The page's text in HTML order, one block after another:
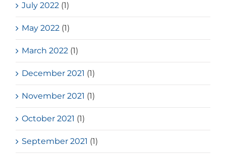
July 2022 (1)
May 2022 (1)
March 2022 (1)
December 2021 (1)
November 2021 (1)
October 2021 (1)
September 2021 (1)